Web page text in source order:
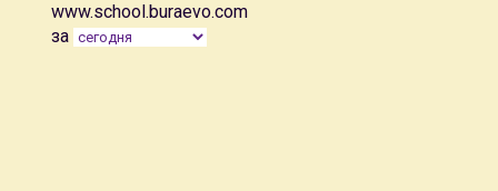
www.school.buraevo.com
за